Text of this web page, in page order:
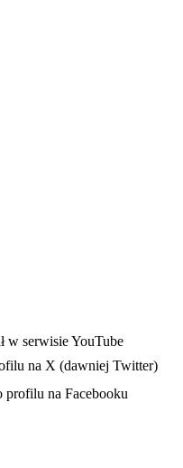
karcie
w serwisie YouTube
na X (dawniej Twitter)
karcie
profilu na Facebooku